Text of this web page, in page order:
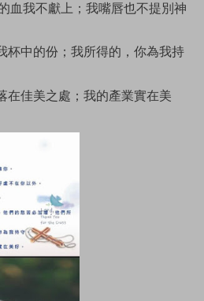
血我不獻上；我嘴唇也不提別神
杯中的份；我所得的，你為我持
在佳美之處；我的產業實在美